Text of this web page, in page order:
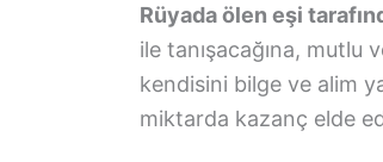
Rüyada ölen eşi
ile tanışacağına, mutlu
kendisini bilge ve alim
miktarda kazanç elde